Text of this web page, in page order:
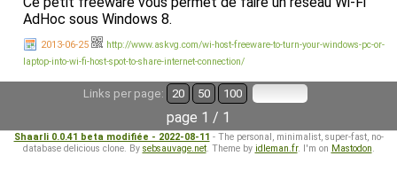
AdHoc sous Windows 8.
2013-06-25
http://www.askvg.com/wi-host-freeware-to-turn-your-windows-pc-or-
laptop-into-wi-fi-host-spot-to-share-internet-connection/
Links per page: 20 50 100
page 1 / 1
Shaarli 0.0.41 beta modifiée - 2022-08-11 - The personal, minimalist, super-fast, no-
database delicious clone. By sebsauvage.net. Theme by idleman.fr. I'm on Mastodon.